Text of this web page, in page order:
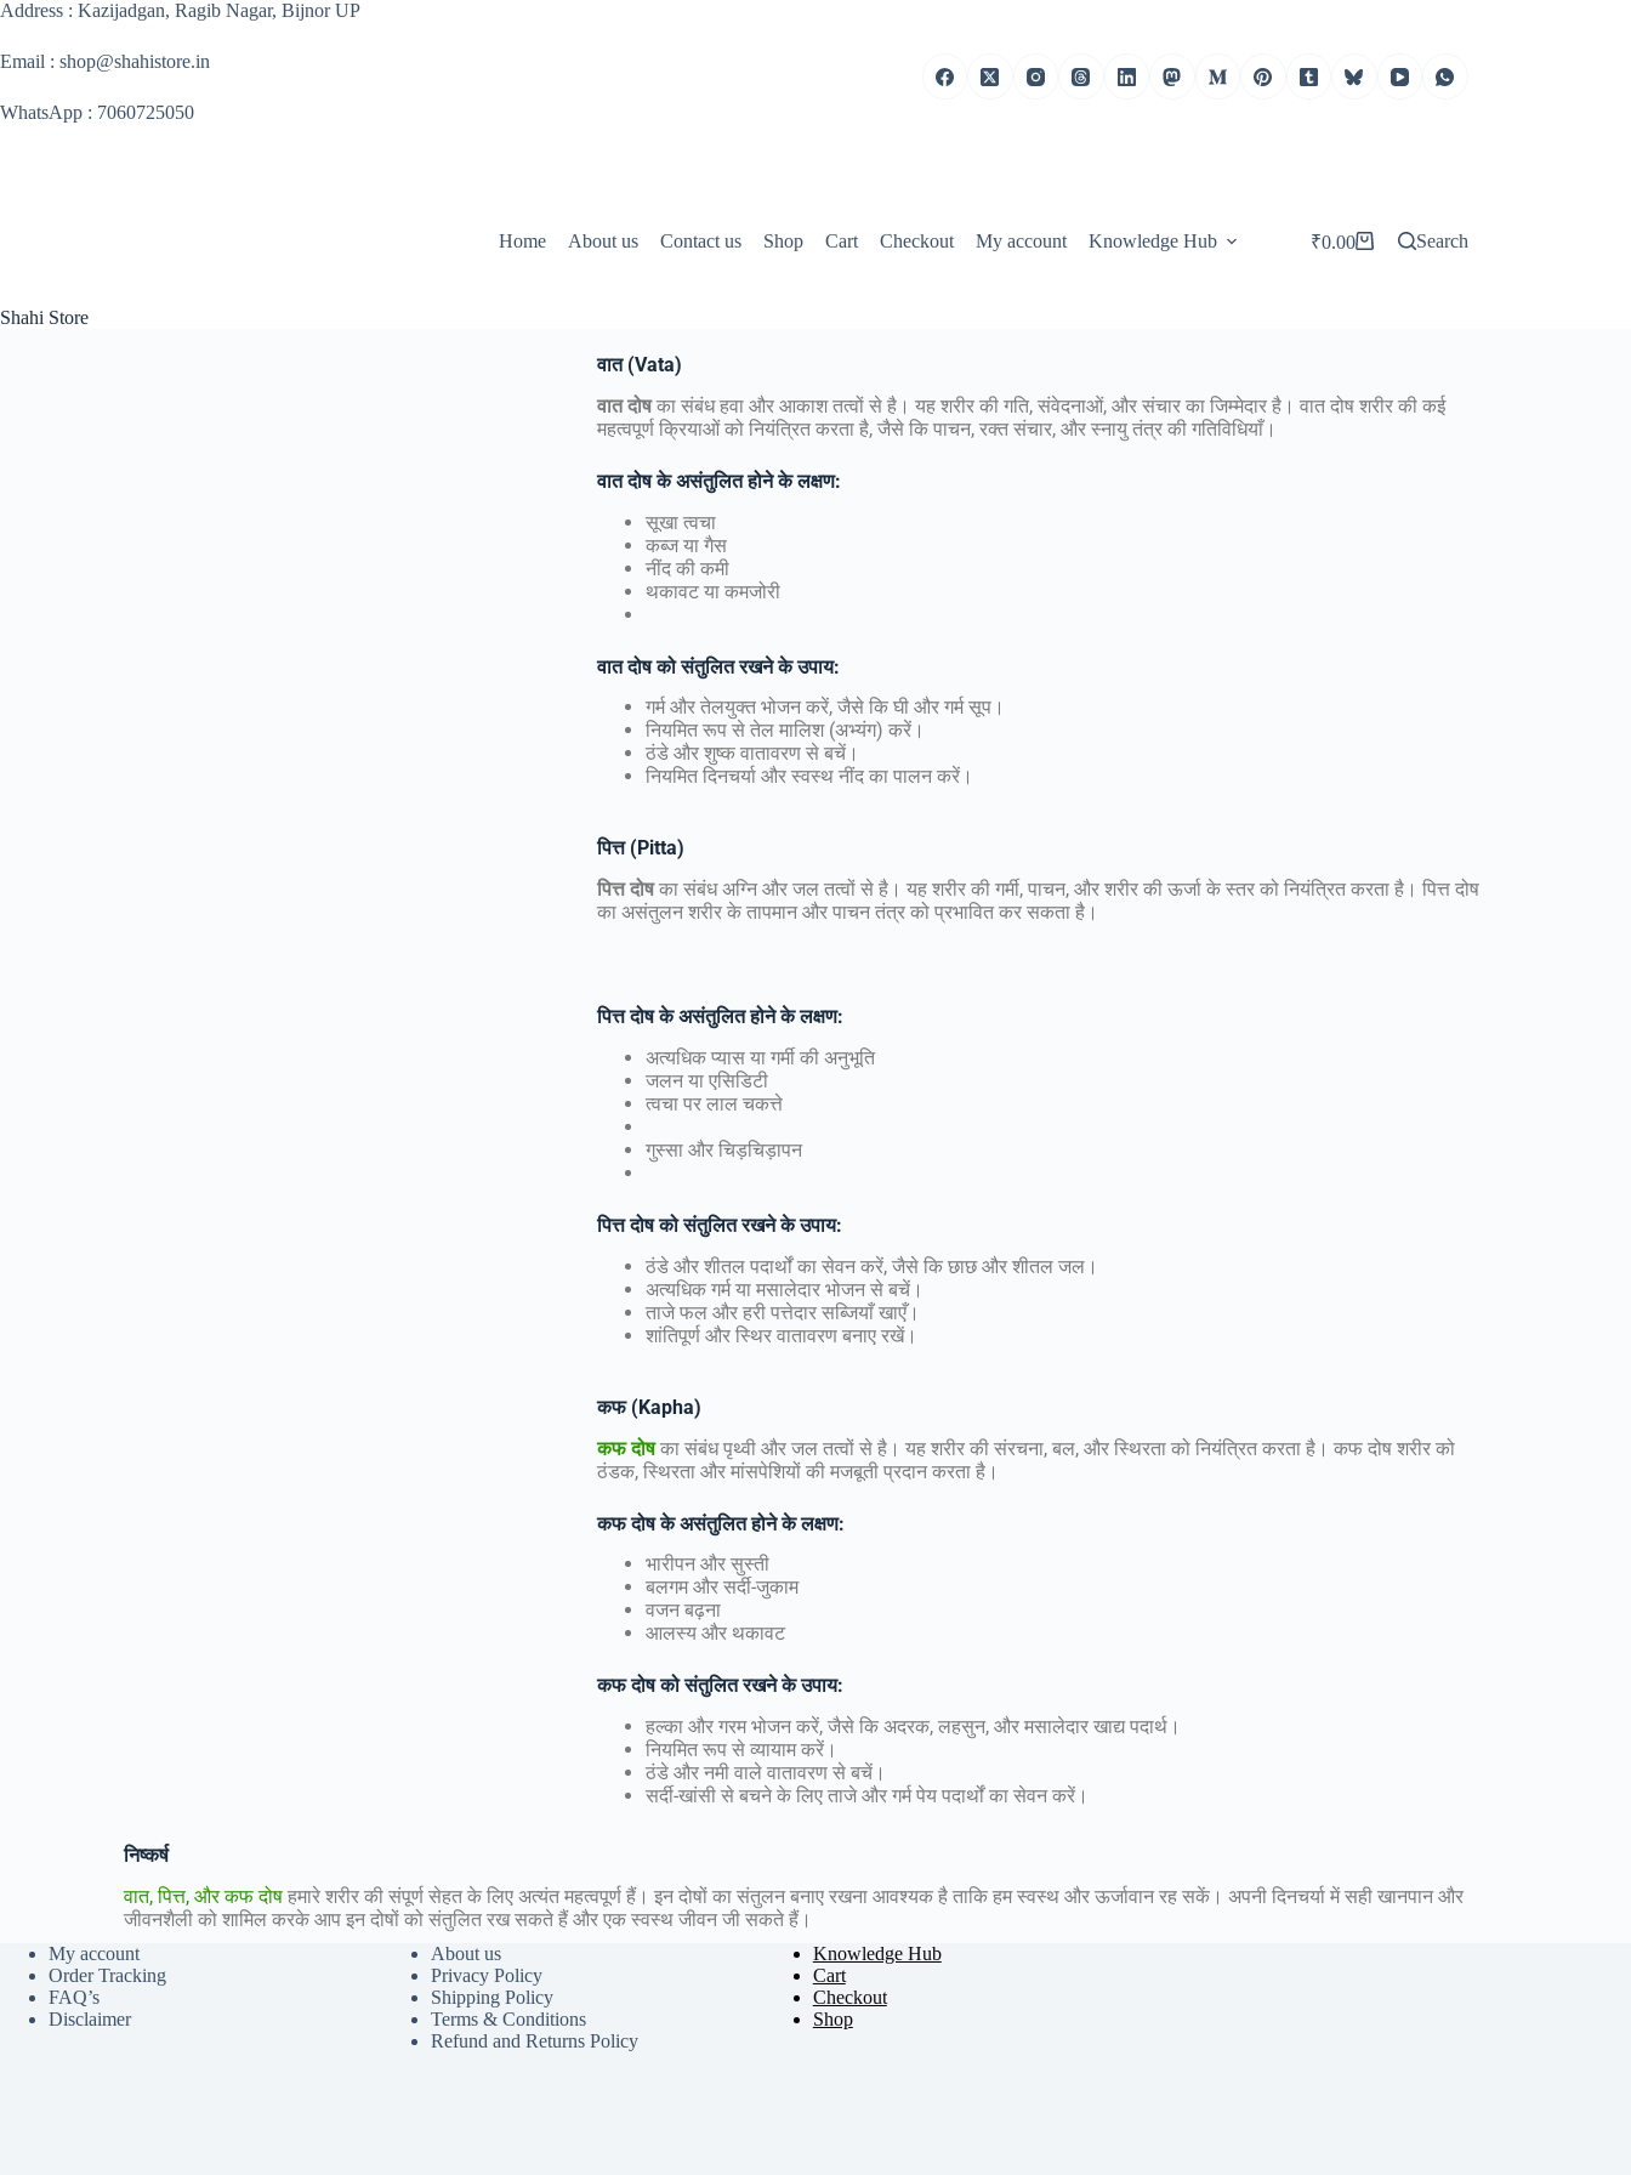
Address : Kazijadgan, Ragib Nagar, Bijnor UP
Email : shop@shahistore.in
WhatsApp : 7060725050
Shahi Store
Home About us Contact us Shop Cart Checkout My account Knowledge Hub ₹0.00 Search
वात(Vata)
वात दोषका संबंध हवा और आकाश तत्वों से है। यह शरीर की गति, संवेदनाओं, और संचार का जिम्मेदार है। वात दोष शरीर की कई
महत्वपूर्ण क्रियाओं को नियंत्रित करता है, जैसे कि पाचन, रक्त संचार, और स्नायु तंत्र की गतिविधियाँ।
वात दोष के असंतुलित होने के लक्षण:
सूखा त्वचा
कब्ज या गैस
नींद की कमी
थकावट या कमजोरी
वात दोष को संतुलित रखने के उपाय:
गर्म और तेलयुक्त भोजन करें, जैसे कि घी और गर्म सूप।
नियमित रूप से तेल मालिश (अभ्यंग) करें।
ठंडे और शुष्क वातावरण से बचें।
नियमित दिनचर्या और स्वस्थ नींद का पालन करें।
पित्त(Pitta)
पित्त दोषका संबंध अग्नि और जल तत्वों से है। यह शरीर की गर्मी, पाचन, और शरीर की ऊर्जा के स्तर को नियंत्रित करता है। पित्त दोष
का असंतुलन शरीर के तापमान और पाचन तंत्र को प्रभावित कर सकता है।
पित्त दोष के असंतुलित होने के लक्षण:
अत्यधिक प्यास या गर्मी की अनुभूति
जलन या एसिडिटी
त्वचा पर लाल चकत्ते
गुस्सा और चिड़चिड़ापन
पित्त दोष को संतुलित रखने के उपाय:
ठंडे और शीतल पदार्थों का सेवन करें, जैसे कि छाछ और शीतल जल।
अत्यधिक गर्म या मसालेदार भोजन से बचें।
ताजे फल और हरी पत्तेदार सब्जियाँ खाएँ।
शांतिपूर्ण और स्थिर वातावरण बनाए रखें।
कफ(Kapha)
कफ दोषका संबंध पृथ्वी और जल तत्वों से है। यह शरीर की संरचना, बल, और स्थिरता को नियंत्रित करता है। कफ दोष शरीर को
ठंडक, स्थिरता और मांसपेशियों की मजबूती प्रदान करता है।
कफ दोष के असंतुलित होने के लक्षण:
भारीपन और सुस्ती
बलगम और सर्दी-जुकाम
वजन बढ़ना
आलस्य और थकावट
कफ दोष को संतुलित रखने के उपाय:
हल्का और गरम भोजन करें, जैसे कि अदरक, लहसुन, और मसालेदार खाद्य पदार्थ।
नियमित रूप से व्यायाम करें।
ठंडे और नमी वाले वातावरण से बचें।
सर्दी-खांसी से बचने के लिए ताजे और गर्म पेय पदार्थों का सेवन करें।
निष्कर्ष
वात, पित्त, और कफ दोष हमारे शरीर की संपूर्ण सेहत के लिए अत्यंत महत्वपूर्ण हैं। इन दोषों का संतुलन बनाए रखना आवश्यक है ताकि हम स्वस्थ और ऊर्जावान रह सकें। अपनी दिनचर्या में सही खानपान और
जीवनशैली को शामिल करके आप इन दोषों को संतुलित रख सकते हैं और एक स्वस्थ जीवन जी सकते हैं।
My account
Order Tracking
FAQ’s
Disclaimer
About us
Privacy Policy
Shipping Policy
Terms & Conditions
Refund and Returns Policy
Knowledge Hub
Cart
Checkout
Shop